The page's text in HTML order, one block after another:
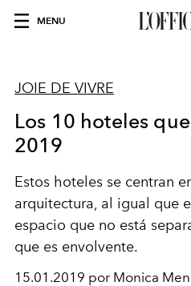
MENU
JOIE DE VIVRE
Los 10 hoteles
2019
Estos hoteles se centran
arquitectura, al igual que
espacio que no está
que es envolvente.
15.01.2019 por Monica